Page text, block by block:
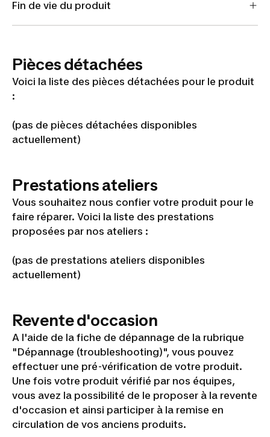
Fin de vie du produit
Pièces détachées
Voici la liste des pièces détachées pour le produit
:
(pas de pièces détachées disponibles
actuellement)
Prestations ateliers
Vous souhaitez nous confier votre produit pour le
faire réparer. Voici la liste des prestations
proposées par nos ateliers :
(pas de prestations ateliers disponibles
actuellement)
Revente d'occasion
A l'aide de la fiche de dépannage de la rubrique
"Dépannage (troubleshooting)", vous pouvez
effectuer une pré-vérification de votre produit.
Une fois votre produit vérifié par nos équipes,
vous avez la possibilité de le proposer à la revente
d'occasion et ainsi participer à la remise en
circulation de vos anciens produits.